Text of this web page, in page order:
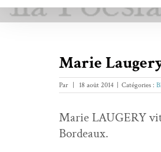
Marie
Par 18 août 2014 Catégories :
Marie LAUGERY
Bordeaux.